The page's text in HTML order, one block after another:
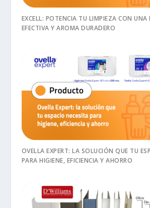
EXCELL: POTENCIA TU LIMPIEZA CON UNA
EFECTIVA Y AROMA DURADERO
OVELLA EXPERT: LA SOLUCIÓN QUE TU
PARA HIGIENE, EFICIENCIA Y AHORRO